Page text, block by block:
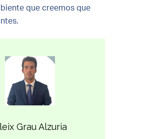
que creemos que
Grau Alzuria